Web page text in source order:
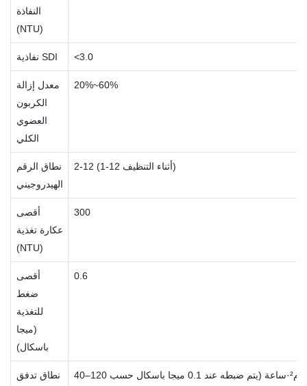
النفاذة
(NTU)
نفاذية SDI <3.0
معدل إزالة
الكربون
العضوي
الكلي
20%~60%
نطاق الرقم
الهيدروجيني
2-12 (1-12 أثناء التنظيف)
أقصى
عكارة تغذية
(NTU)
300
أقصى
ضغط
للتغذية
(ميجا
باسكال)
0.6
نطاق تدفق
40–120 لتر/م²·ساعة (يتم ضبطه عند 0.1 ميجا باسكال حسب